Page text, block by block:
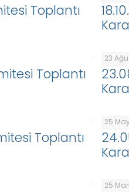
Toplantı
Toplantı
23
Toplantı
25
25